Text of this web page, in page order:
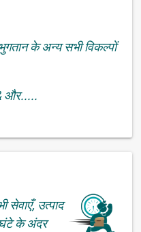
के अन्य सभी विकल्पों
और.....
सेवाएँ, उत्पाद
घंटे के अंदर